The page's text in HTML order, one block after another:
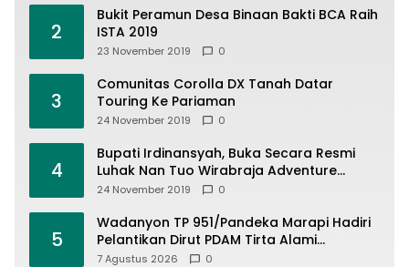
2
Bukit Peramun Desa Binaan Bakti BCA Raih
ISTA 2019
23 November 2019 0
3
Comunitas Corolla DX Tanah Datar
Touring Ke Pariaman
24 November 2019 0
4
Bupati Irdinansyah, Buka Secara Resmi
Luhak Nan Tuo Wirabraja Adventure
Offroad 2019
24 November 2019 0
5
Wadanyon TP 951/Pandeka Marapi Hadiri
Pelantikan Dirut PDAM Tirta Alami
Batusangkar, Dukung Sinergi BUMD dan
7 Agustus 2026 0